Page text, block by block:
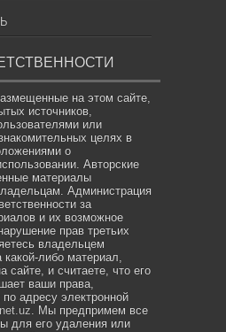
на этом сайте,
источников,
или
целях в
о
Авторские
материалы
Администрация
за
и их возможное
прав третьих
владельцем
какой-либо материал,
сайте, и считаете, что его
ваши права,
адресу электронной
. Мы предпримем все
для его удаления или